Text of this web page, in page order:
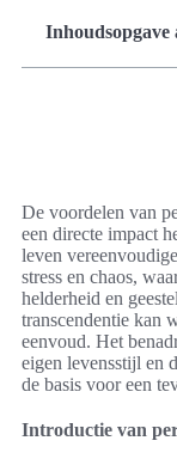
Inhoudsopgave
De voordelen van
een directe impact
leven
stress en chaos,
helderheid en
transcendentie kan
eenvoud. Het
eigen levensstijl en
de basis voor een
Introductie van